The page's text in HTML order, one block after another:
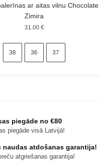
ar aitas vilnu Chocolate
Zimira
31.00 €
38 36 37
piegāde no €80
piegāde visā Latvijā!
naudas atdošanas garantija!
atgriešanas garantija!